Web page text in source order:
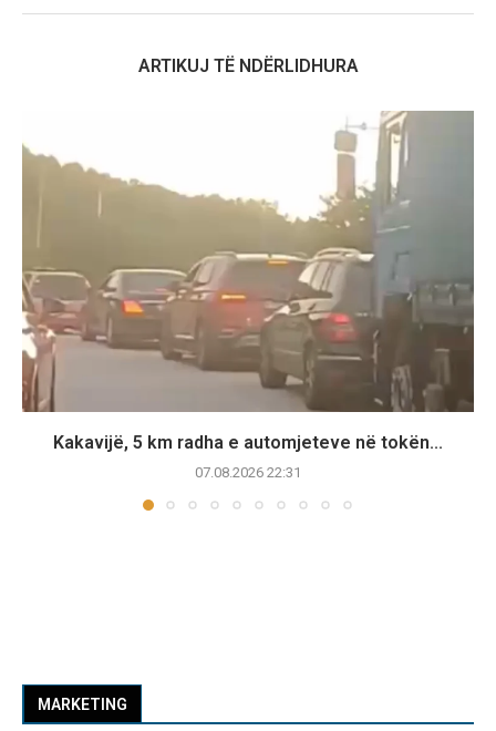
ARTIKUJ TË NDËRLIDHURA
Kakavijë, 5 km radha e automjeteve në tokën...
07.08.2026 22:31
MARKETING